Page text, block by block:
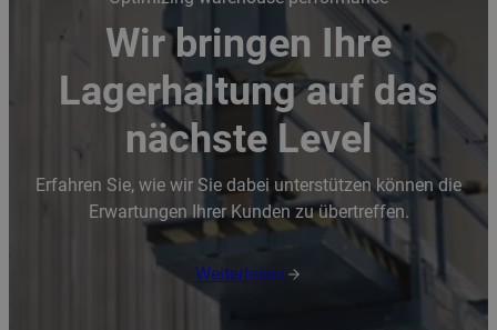
Wir bringen Ihre
Lagerhaltung auf das
nächste Level
Erfahren Sie, wie wir Sie dabei unterstützen können die
Erwartungen Ihrer Kunden zu übertreffen.
Weiterlesen